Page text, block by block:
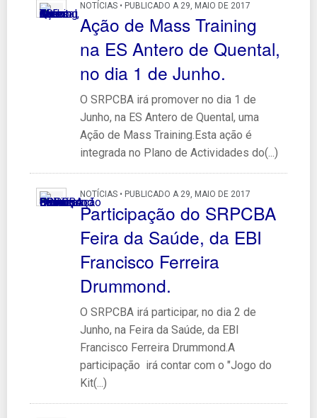
NOTÍCIAS • PUBLICADO A 29, MAIO DE 2017
Ação de Mass Training
na ES Antero de Quental,
no dia 1 de Junho.
O SRPCBA irá promover no dia 1 de
Junho, na ES Antero de Quental, uma
Ação de Mass Training.Esta ação é
integrada no Plano de Actividades do(...)
NOTÍCIAS • PUBLICADO A 29, MAIO DE 2017
Participação do SRPCBA
Feira da Saúde, da EBI
Francisco Ferreira
Drummond.
O SRPCBA irá participar, no dia 2 de
Junho, na Feira da Saúde, da EBI
Francisco Ferreira Drummond.A
participação irá contar com o "Jogo do
Kit(...)